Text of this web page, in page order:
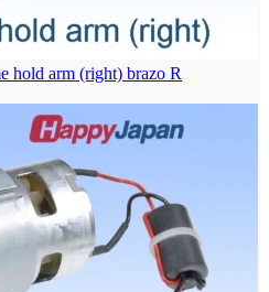
hold arm (right) brazo R